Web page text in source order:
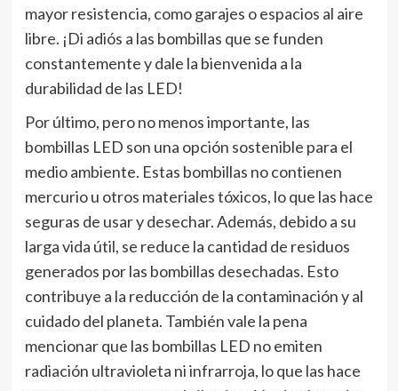
mayor resistencia, como garajes o espacios al aire
libre. ¡Di adiós a las bombillas que se funden
constantemente y dale la bienvenida a la
durabilidad de las LED!
Por último, pero no menos importante, las
bombillas LED son una opción sostenible para el
medio ambiente. Estas bombillas no contienen
mercurio u otros materiales tóxicos, lo que las hace
seguras de usar y desechar. Además, debido a su
larga vida útil, se reduce la cantidad de residuos
generados por las bombillas desechadas. Esto
contribuye a la reducción de la contaminación y al
cuidado del planeta. También vale la pena
mencionar que las bombillas LED no emiten
radiación ultravioleta ni infrarroja, lo que las hace